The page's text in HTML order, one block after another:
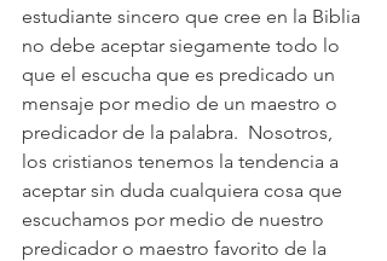
estudiante sincero que cree en la Biblia
no debe aceptar siegamente todo lo
que el escucha que es predicado un
mensaje por medio de un maestro o
predicador de la palabra.  Nosotros,
los cristianos tenemos la tendencia a
aceptar sin duda cualquiera cosa que
escuchamos por medio de nuestro
predicador o maestro favorito de la